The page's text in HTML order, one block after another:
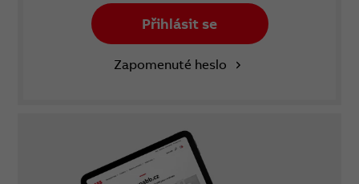
Přihlásit se
Zapomenuté heslo